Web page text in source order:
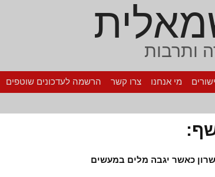
ותרבות
מי אנחנו צרו קשר הרשמה לעדכונים שוטפים
כאשר יגבה מלים במעשים